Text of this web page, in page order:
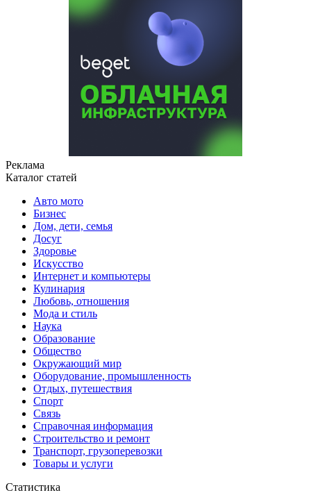
Реклама
Каталог статей
Авто мото
Бизнес
Дом, дети, семья
Досуг
Здоровье
Искусство
Интернет и компьютеры
Кулинария
Любовь, отношения
Мода и стиль
Наука
Образование
Общество
Окружающий мир
Оборудование, промышленность
Отдых, путешествия
Спорт
Связь
Справочная информация
Строительство и ремонт
Транспорт, грузоперевозки
Товары и услуги
Статистика